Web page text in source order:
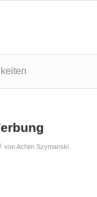
/ vonAchim Szymanski